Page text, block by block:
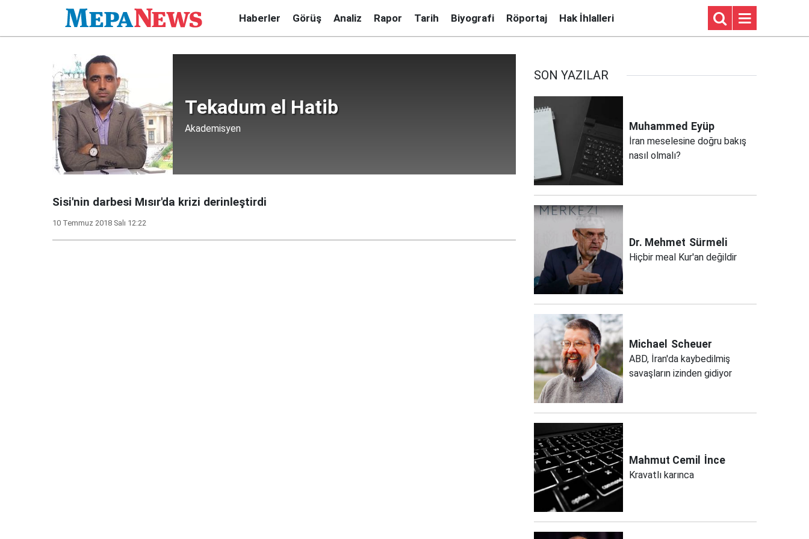
Haberler Görüş Analiz Rapor Tarih Biyografi Röportaj Hak İhlalleri
Tekadum el Hatib
Akademisyen
Sisi'nin darbesi Mısır'da krizi derinleştirdi
10 Temmuz 2018 Salı 12:22
SON YAZILAR
Muhammed Eyüp
İran meselesine doğru bakış
nasıl olmalı?
Dr. Mehmet Sürmeli
Hiçbir meal Kur'an değildir
Michael Scheuer
ABD, İran'da kaybedilmiş
savaşların izinden gidiyor
Mahmut Cemil İnce
Kravatlı karınca